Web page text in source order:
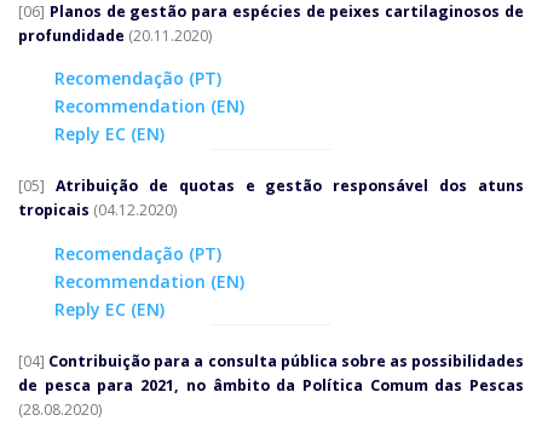
[06] Planos de gestão para espécies de peixes cartilaginosos de
profundidade (20.11.2020)
Recomendação (PT)
Recommendation (EN)
Reply EC (EN)
[05] Atribuição de quotas e gestão responsável dos atuns
tropicais (04.12.2020)
Recomendação (PT)
Recommendation (EN)
Reply EC (EN)
[04] Contribuição para a consulta pública sobre as possibilidades
de pesca para 2021, no âmbito da Política Comum das Pescas
(28.08.2020)